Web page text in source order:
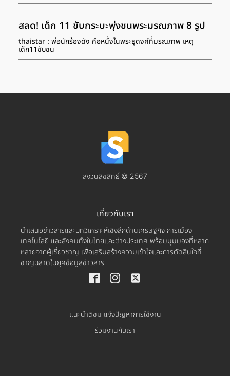
สลด! เด็ก 11 ขับกระบะพุ่งชนพระมรณภาพ 8 รูป
thaistar : พ่อนักร้องดัง คือหนึ่งในพระธุดงค์ที่มรณภาพ เหตุ
เด็ก11ขับชน
สงวนลิขสิทธิ์ © 2567
เกี่ยวกับเรา
นำเสนอข่าวสารและบทวิเคราะห์เชิงลึกด้านเศรษฐกิจ การเมือง
เทคโนโลยี และสังคมทั้งในไทยและต่างประเทศ พร้อมมุมมองที่หลาก
หลายจากผู้เชี่ยวชาญ เพื่อเสริมสร้างความเข้าใจและการตัดสินใจที่
ชาญฉลาดในยุคข้อมูลข่าวสาร
แนะนำติชม แจ้งปัญหาการใช้งาน
ร่วมงานกับเรา